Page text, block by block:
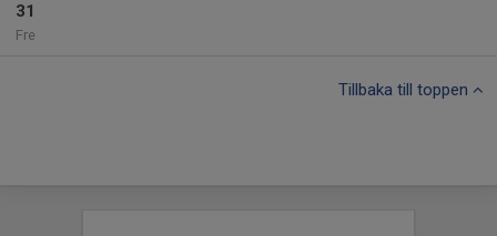
31
Fre
Tillbaka till toppen